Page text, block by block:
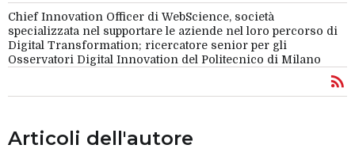
Chief Innovation Officer di WebScience, società
specializzata nel supportare le aziende nel loro percorso di
Digital Transformation; ricercatore senior per gli
Osservatori Digital Innovation del Politecnico di Milano
Articoli dell'autore